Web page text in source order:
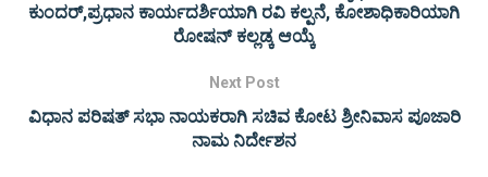
ಕುಂದರ್,ಪ್ರಧಾನ ಕಾರ್ಯದರ್ಶಿಯಾಗಿ ರವಿ ಕಲ್ಪನೆ, ಕೋಶಾಧಿಕಾರಿಯಾಗಿ
ರೋಷನ್ ಕಲ್ಲಡ್ಕ ಆಯ್ಕೆ
Next Post
ವಿಧಾನ ಪರಿಷತ್ ಸಭಾ ನಾಯಕರಾಗಿ ಸಚಿವ ಕೋಟ ಶ್ರೀನಿವಾಸ ಪೂಜಾರಿ
ನಾಮ ನಿರ್ದೇಶನ